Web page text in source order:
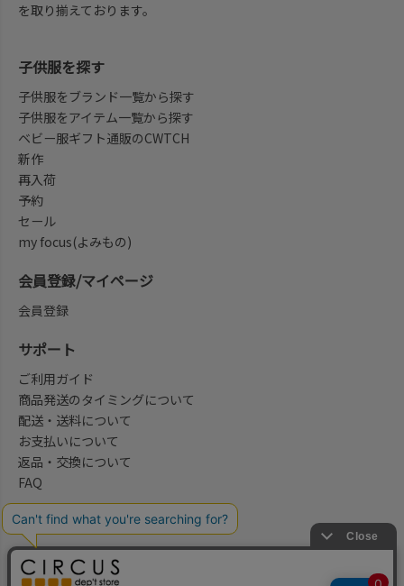
を取り揃えております。
会社概要/お問合せ先
子供服を探す
子供服をブランド一覧から探す
子供服をアイテム一覧から探す
ベビー服ギフト通販のCWTCH
新作
再入荷
予約
セール
my focus(よみもの)
会員登録/マイページ
会員登録
サポート
ご利用ガイド
商品発送のタイミングについて
配送・送料について
お支払いについて
返品・交換について
FAQ